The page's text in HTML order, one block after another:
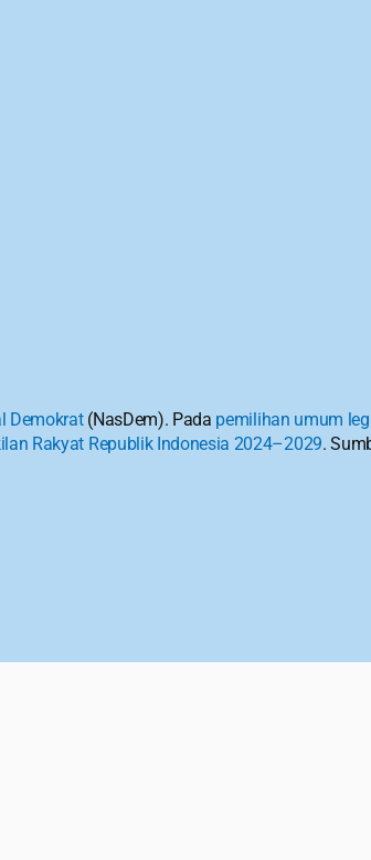
Demokrat (NasDem). Pada pemilihan umum
Rakyat Republik Indonesia 2024–2029.